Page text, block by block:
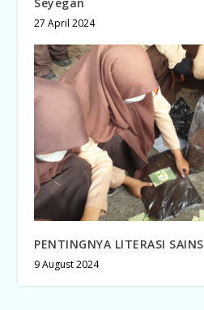
27 April 2024
PENTINGNYA LITERASI SAINS
9 August 2024